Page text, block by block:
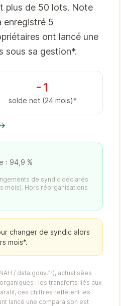
plus de 50 lots. Note
enregistré 5
ont lancé une
sous sa gestion*.
-1
solde net (24 mois)*
: 94,9 %
de syndic déclarés
mois). Hors réorganisations
changer de syndic alors
mois*.
/ data.gouv.fr), actualisées
: les transferts liés aux
ces chiffres reflètent les
lancé une comparaison est